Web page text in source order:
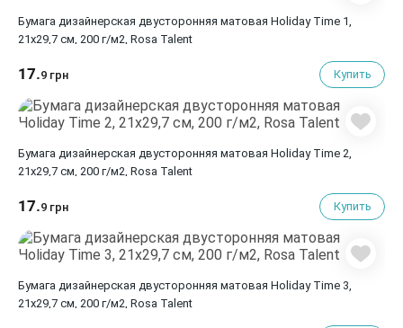
Бумага дизайнерская двусторонняя матовая Holiday Time 1,
21х29,7 см, 200 г/м2, Rosa Talent
17.9 грн Купить
Бумага дизайнерская двусторонняя матовая Holiday Time 2,
21х29,7 см, 200 г/м2, Rosa Talent
17.9 грн Купить
Бумага дизайнерская двусторонняя матовая Holiday Time 3,
21х29,7 см, 200 г/м2, Rosa Talent